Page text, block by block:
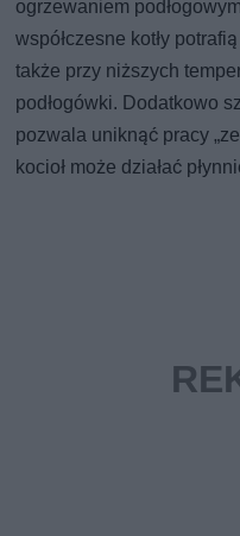
ogrzewaniem
współczesne kotły
także przy niższych
podłogówki. Dodatkowo
pozwala uniknąć pracy
kocioł może działać